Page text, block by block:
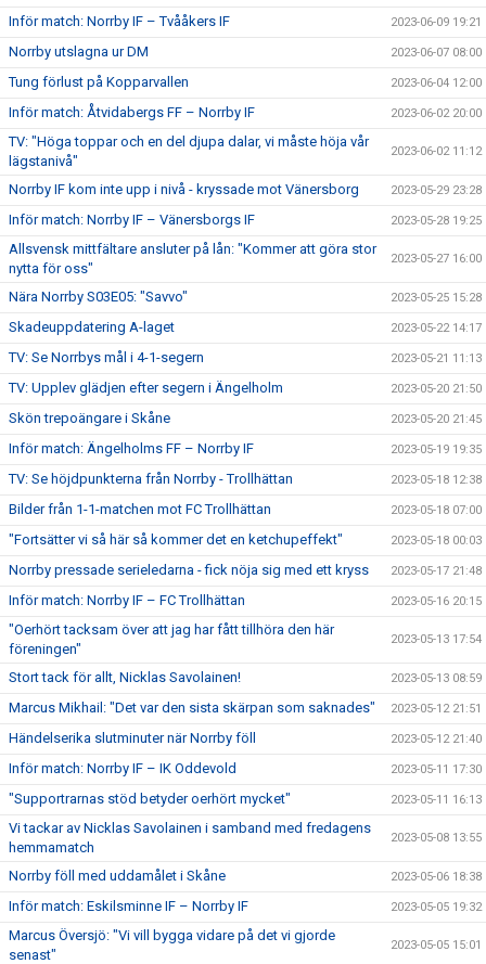
Inför match: Norrby IF – Tvååkers IF 2023-06-09 19:21
Norrby utslagna ur DM 2023-06-07 08:00
Tung förlust på Kopparvallen 2023-06-04 12:00
Inför match: Åtvidabergs FF – Norrby IF 2023-06-02 20:00
TV: "Höga toppar och en del djupa dalar, vi måste höja vår
lägstanivå"
2023-06-02 11:12
Norrby IF kom inte upp i nivå - kryssade mot Vänersborg 2023-05-29 23:28
Inför match: Norrby IF – Vänersborgs IF 2023-05-28 19:25
Allsvensk mittfältare ansluter på lån: "Kommer att göra stor
nytta för oss"
2023-05-27 16:00
Nära Norrby S03E05: "Savvo" 2023-05-25 15:28
Skadeuppdatering A-laget 2023-05-22 14:17
TV: Se Norrbys mål i 4-1-segern 2023-05-21 11:13
TV: Upplev glädjen efter segern i Ängelholm 2023-05-20 21:50
Skön trepoängare i Skåne 2023-05-20 21:45
Inför match: Ängelholms FF – Norrby IF 2023-05-19 19:35
TV: Se höjdpunkterna från Norrby - Trollhättan 2023-05-18 12:38
Bilder från 1-1-matchen mot FC Trollhättan 2023-05-18 07:00
"Fortsätter vi så här så kommer det en ketchupeffekt" 2023-05-18 00:03
Norrby pressade serieledarna - fick nöja sig med ett kryss 2023-05-17 21:48
Inför match: Norrby IF – FC Trollhättan 2023-05-16 20:15
"Oerhört tacksam över att jag har fått tillhöra den här
föreningen"
2023-05-13 17:54
Stort tack för allt, Nicklas Savolainen! 2023-05-13 08:59
Marcus Mikhail: "Det var den sista skärpan som saknades" 2023-05-12 21:51
Händelserika slutminuter när Norrby föll 2023-05-12 21:40
Inför match: Norrby IF – IK Oddevold 2023-05-11 17:30
"Supportrarnas stöd betyder oerhört mycket" 2023-05-11 16:13
Vi tackar av Nicklas Savolainen i samband med fredagens
hemmamatch
2023-05-08 13:55
Norrby föll med uddamålet i Skåne 2023-05-06 18:38
Inför match: Eskilsminne IF – Norrby IF 2023-05-05 19:32
Marcus Översjö: "Vi vill bygga vidare på det vi gjorde
senast"
2023-05-05 15:01